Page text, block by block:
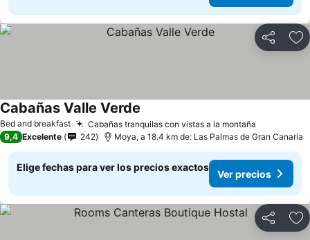
Compartir
Bed and breakfast Cabañas tranquilas con vistas a la montaña
Cabañas Valle Verde
9,4 Excelente 242 Moya, a 18.4 km de: Las Palmas de Gran Canaria
Elige fechas para ver los precios exactos
Ver precios
Compartir